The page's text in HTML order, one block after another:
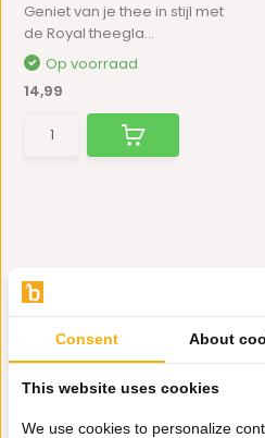
Geniet van je thee in stijl met
de Royal theegla...
Op voorraad
14,99
Hulp nodig?
Consent About
This website uses cookies
We use cookies to personalize